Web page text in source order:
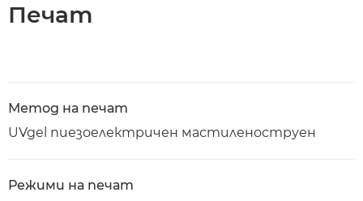
Печат
Метод на печат
UVgel пиезоелектричен мастиленоструен
Режими на печат